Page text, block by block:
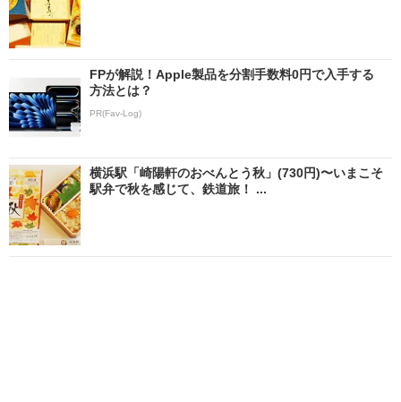
FPが解説！Apple製品を分割手数料0円で入手する
方法とは？
PR(Fav-Log)
横浜駅「崎陽軒のおべんとう秋」(730円)〜いまこそ
駅弁で秋を感じて、鉄道旅！ ...